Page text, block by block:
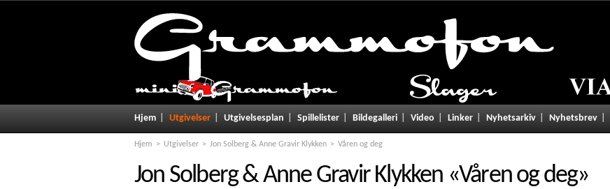
Hjem Utgivelser Utgivelsesplan Spillelister Bildegalleri Video Linker Nyhetsarkiv Nyhetsbrev
Hjem Utgivelser Jon Solberg & Anne Gravir Klykken Våren og deg
Jon Solberg & Anne Gravir Klykken «Våren og deg»